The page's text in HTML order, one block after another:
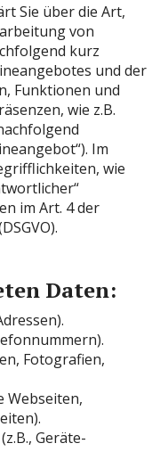
Sie über die Art,
von
kurz
und der
Funktionen und
wie z.B.
Im
wie
im Art. 4 der
Daten:
Fotografien,
Webseiten,
Geräte-